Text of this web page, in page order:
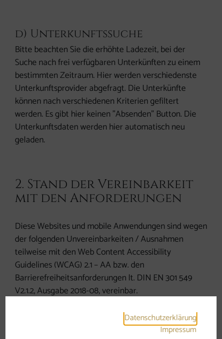
d) Unterkunftssuche
Bitte beachten Sie die erhöhte Ladezeit, bei der
Suche nach frei verfügbaren Unterkünften zu einem
bestimmten Zeitraum. Hier werden verschiedenste
Unterkunftsprovider abgefragt. Die Unterkünfte
können nach verschiedenen Kriterien gefiltert
werden. Es gibt hier keinen "Absenden" Button. Die
Unterkunftsdaten werden hier automatisch neu
geladen.
2. Stand der Vereinbarkeit
mit den Anforderungen
Diese Websites und mobile Anwendungen sind wegen
der folgenden Unvereinbarkeiten / Ausnahmen
teilweise mit den Web Content Accessibility
Guidelines (WCAG) 2.1 – AA bzw. den
Barrierefreiheitsanforderungen lt. DIN EN 301 549
V2.1.2, Ausgabe 2018-08, vereinbar.
Datenschutzerklärung
Impressum